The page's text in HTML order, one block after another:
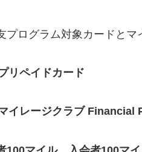
プログラム対象カードとマ
リペイドカード
イレージクラブ Financial